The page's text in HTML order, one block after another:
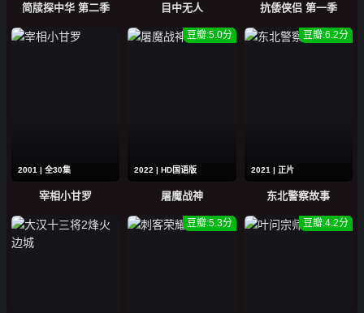
简牍探中华 第二季 目中无人 抗倭侠侣 第一季
2001 | 全30集
宰相小甘罗
2022 | HD国语版
豆瓣:5.0分
屠魔战神
2021 | 正片
豆瓣:6.2分
东北警察故事
豆瓣:5.3分 豆瓣:4.2分